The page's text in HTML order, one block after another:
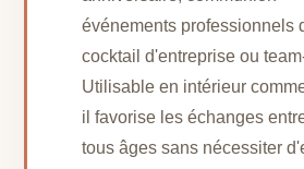
événements professionnels
cocktail d'entreprise ou
Utilisable en intérieur
il favorise les échanges
tous âges sans nécessiter